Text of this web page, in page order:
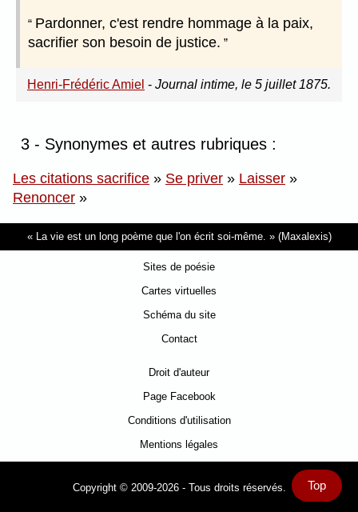
Pardonner, c'est rendre hommage à la paix,
sacrifier son besoin de justice.
Henri-Frédéric Amiel - Journal intime, le 5 juillet 1875.
3 - Synonymes et autres rubriques :
Les citations sacrifice » Se priver » Laisser »
Renoncer »
Top
La vie est un long poème que l'on écrit soi-même. (Maxalexis)
Sites de poésie
Cartes virtuelles
Schéma du site
Contact
Droit d'auteur
Page Facebook
Conditions d'utilisation
Mentions légales
Copyright © 2009-2026 - Tous droits réservés.